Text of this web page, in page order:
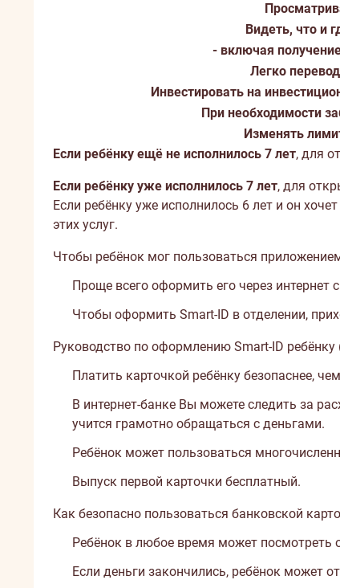
Видеть, что и
- включая
Легко
Инвестировать на
При необходимости
Изменять
Если ребёнку ещё не исполнилось 7 лет, для
Если ребёнку уже исполнилось 7 лет, для
Если ребёнку уже исполнилось 6 лет и он
этих услуг.
Чтобы ребёнок мог пользоваться
Проще всего оформить его через
Чтобы оформить Smart-ID в отделении,
Руководство по оформлению Smart-ID ребёнку
Платить карточкой ребёнку безопаснее,
В интернет-банке Вы можете следить за
учится грамотно обращаться с деньгами.
Ребёнок может пользоваться
Выпуск первой карточки бесплатный.
Как безопасно пользоваться банковской
Ребёнок в любое время может посмотреть
Если деньги закончились, ребёнок может